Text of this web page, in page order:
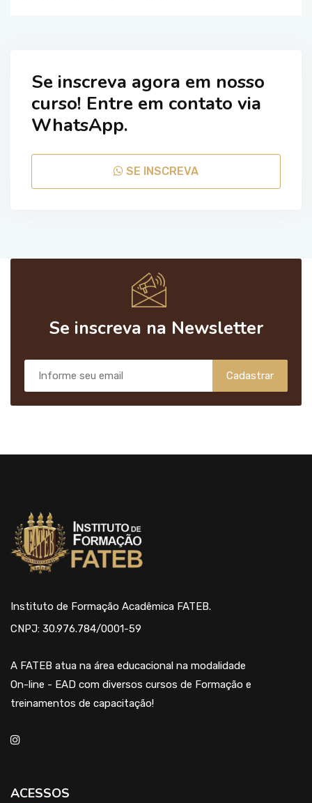
Se inscreva agora em nosso
curso! Entre em contato via
WhatsApp.
SE INSCREVA
Se inscreva na Newsletter
Cadastrar
Instituto de Formação Acadêmica FATEB.
CNPJ: 30.976.784/0001-59
A FATEB atua na área educacional na modalidade
On-line - EAD com diversos cursos de Formação e
treinamentos de capacitação!
ACESSOS